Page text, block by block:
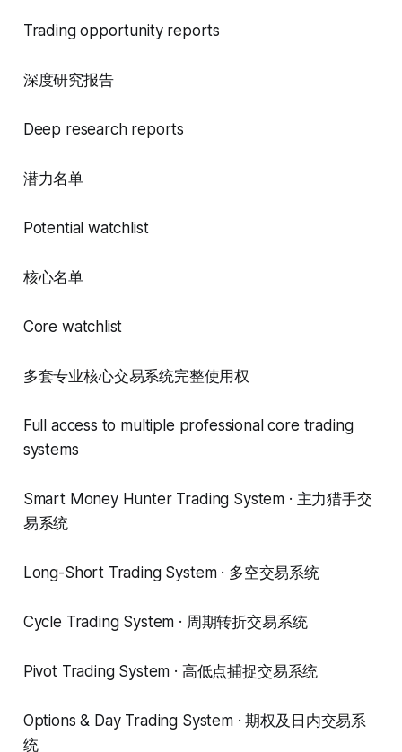
Trading opportunity reports
深度研究报告
Deep research reports
潜力名单
Potential watchlist
核心名单
Core watchlist
多套专业核心交易系统完整使用权
Full access to multiple professional core trading
systems
Smart Money Hunter Trading System · 主力猎手交
易系统
Long-Short Trading System · 多空交易系统
Cycle Trading System · 周期转折交易系统
Pivot Trading System · 高低点捕捉交易系统
Options & Day Trading System · 期权及日内交易系
统